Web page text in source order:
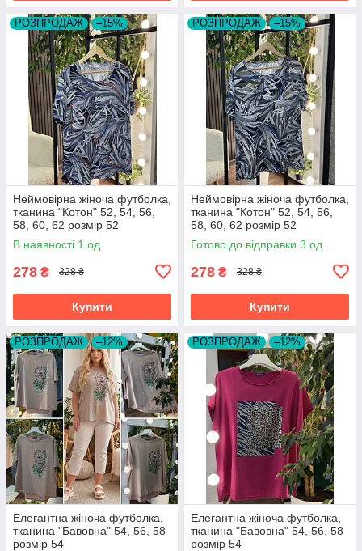
РОЗПРОДАЖ –15%
Неймовірна жіноча футболка,
тканина "Котон" 52, 54, 56,
58, 60, 62 розмір 52
В наявності 1 од.
278 ₴ 328 ₴
Купити
РОЗПРОДАЖ –15%
Неймовірна жіноча футболка,
тканина "Котон" 52, 54, 56,
58, 60, 62 розмір 52
Готово до відправки 3 од.
278 ₴ 328 ₴
Купити
РОЗПРОДАЖ –12%
Елегантна жіноча футболка,
тканина "Бавовна" 54, 56, 58
розмір 54
РОЗПРОДАЖ –12%
Елегантна жіноча футболка,
тканина "Бавовна" 54, 56, 58
розмір 54